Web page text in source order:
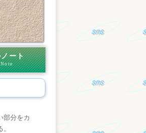
ート
部分をカ